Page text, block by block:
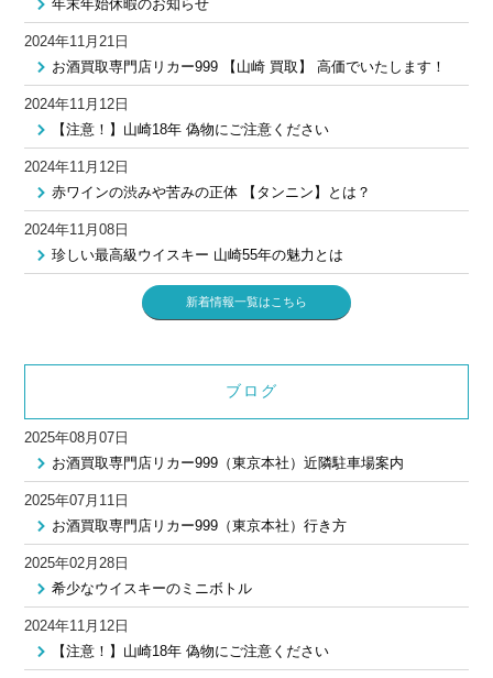
年末年始休暇のお知らせ
2024年11月21日
お酒買取専門店リカー999 【山崎 買取】 高価でいたします！
2024年11月12日
【注意！】山崎18年 偽物にご注意ください
2024年11月12日
赤ワインの渋みや苦みの正体 【タンニン】とは？
2024年11月08日
珍しい最高級ウイスキー 山崎55年の魅力とは
新着情報一覧はこちら
ブログ
2025年08月07日
お酒買取専門店リカー999（東京本社）近隣駐車場案内
2025年07月11日
お酒買取専門店リカー999（東京本社）行き方
2025年02月28日
希少なウイスキーのミニボトル
2024年11月12日
【注意！】山崎18年 偽物にご注意ください